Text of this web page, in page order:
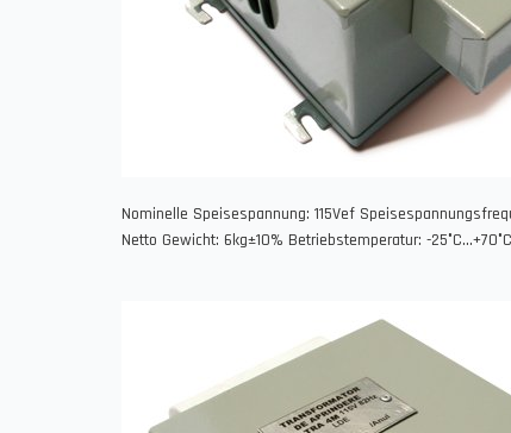
Nominelle Speisespannung: 115Vef
Netto Gewicht: 6kg±10% Betriebstemperatur: -